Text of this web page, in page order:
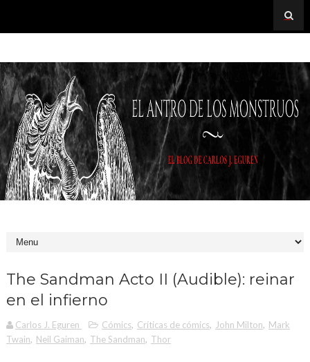
The Sandman Acto II (Audible): reinar
en el infierno
Carlos J. Eguren Cómics, Críticas de cómics, John Milton, Mark
Twain, Neil Gaiman, The Sandman, Thor